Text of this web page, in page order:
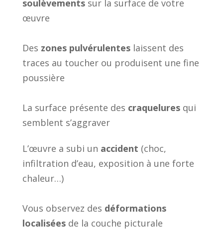
soulèvements sur la surface de votre
œuvre
Des zones pulvérulentes laissent des
traces au toucher ou produisent une fine
poussière
La surface présente des craquelures qui
semblent s’aggraver
L’œuvre a subi un accident (choc,
infiltration d’eau, exposition à une forte
chaleur…)
Vous observez des déformations
localisées de la couche picturale